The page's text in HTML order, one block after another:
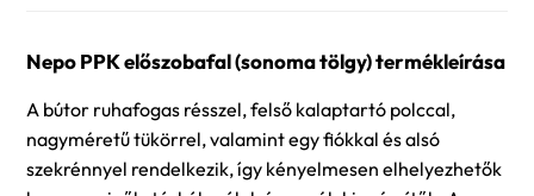
Nepo PPK előszobafal (sonoma tölgy) termékleírása
A bútor ruhafogas résszel, felső kalaptartó polccal,
nagyméretű tükörrel, valamint egy fiókkal és alsó
szekrénnyel rendelkezik, így kényelmesen elhelyezhetők